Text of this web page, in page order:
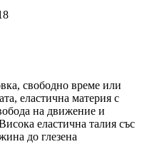
свободно време или
еластична материя с
на движение и
еластична талия със
до глезена